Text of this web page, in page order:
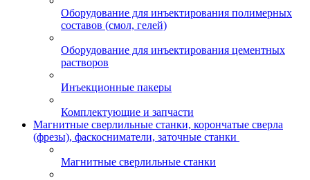
Оборудование для инъектирования полимерных
составов (смол, гелей)
Оборудование для инъектирования цементных
растворов
Инъекционные пакеры
Комплектующие и запчасти
Магнитные сверлильные станки, корончатые сверла
(фрезы), фаскосниматели, заточные станки
Магнитные сверлильные станки